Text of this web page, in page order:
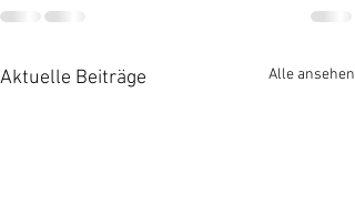
Aktuelle Beiträge Alle ansehen